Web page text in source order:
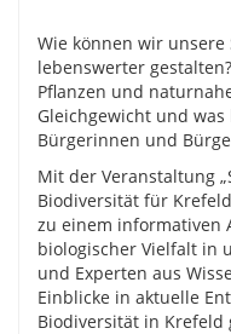
Wie können wir
lebenswerter
Pflanzen und
Gleichgewicht und
Bürgerinnen und
Mit der Veranstaltung
Biodiversität für
zu einem informativen
biologischer Vielfalt in
und Experten aus
Einblicke in aktuelle
Biodiversität in Krefeld